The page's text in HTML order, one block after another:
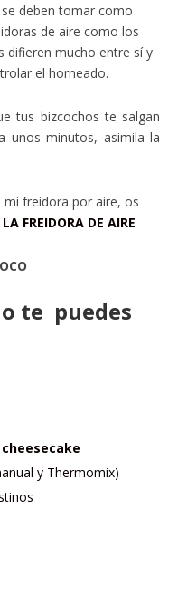
deben tomar como
de aire como los
difieren mucho entre sí y
el horneado.
tus bizcochos te salgan
unos minutos, asimila la
freidora por aire, os
FREIDORA DE AIRE
te puedes
cheesecake
y Thermomix)